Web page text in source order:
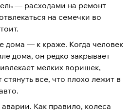
— расходами на ремонт
на семечки во
дома — к краже. Когда человек
дома, он редко закрывает
мелких воришек,
все, что плохо лежит в
Как правило, колеса